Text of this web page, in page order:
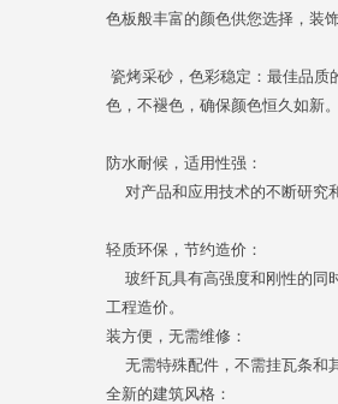
色板般丰富的颜色供您选择，装
瓷烤采砂，色彩稳定：最佳品质
色，不褪色，确保颜色恒久如新
防水耐候，适用性强：
对产品和应用技术的不断研究
轻质环保，节约造价：
玻纤瓦具有高强度和刚性的同
工程造价。
装方便，无需维修：
无需特殊配件，不需挂瓦条和
全新的建筑风格：